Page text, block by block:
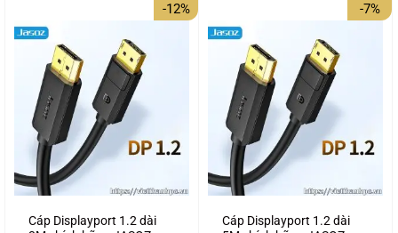
-12%
Cáp Displayport 1.2 dài
-7%
Cáp Displayport 1.2 dài